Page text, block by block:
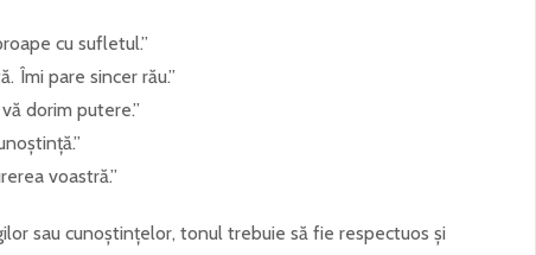
cu sufletul.”
Îmi pare sincer rău.”
dorim putere.”
voastră.”
sau cunoștințelor, tonul trebuie să fie respectuos și